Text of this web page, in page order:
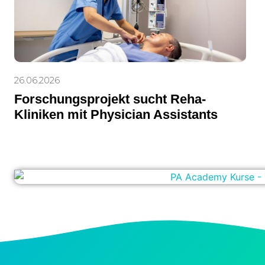
26.06.2026
Forschungsprojekt sucht Reha-
Kliniken mit Physician Assistants